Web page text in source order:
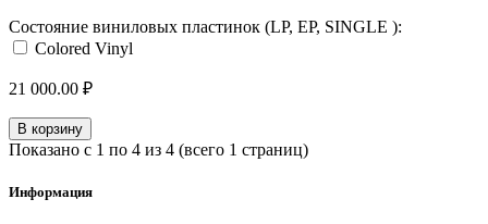
Состояние виниловых пластинок (LP, EP, SINGLE ):
Colored Vinyl
21 000.00 ₽
В корзину
Показано с 1 по 4 из 4 (всего 1 страниц)
Информация